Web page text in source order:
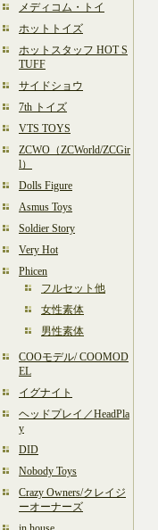
メディコム・トイ
ホットトイズ
ホットスタッフ HOT S
TUFF
サイドショウ
7th トイズ
VTS TOYS
ZCWO（ZCWorld/ZCGir
l）
Dolls Figure
Asmus Toys
Soldier Story
Very Hot
Phicen
フルセット他
女性素体
男性素体
COOモデル/ COOMOD
EL
イグナイト
ヘッドプレイ／HeadPla
y
DID
Nobody Toys
Crazy Owners/クレイジ
ーオーナーズ